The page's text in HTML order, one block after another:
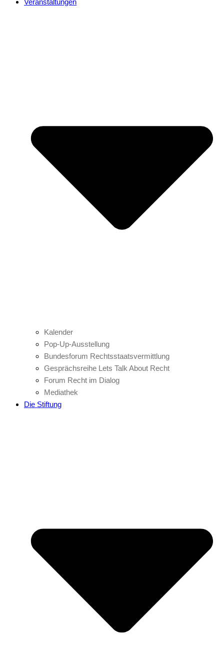
Veranstaltungen
Kalender
Pop-Up-Ausstellung
Bundesforum Rechtsstaatsvermittlung
Gesprächsreihe Lets Talk About Recht
Forum Recht im Dialog
Mediathek
Die Stiftung